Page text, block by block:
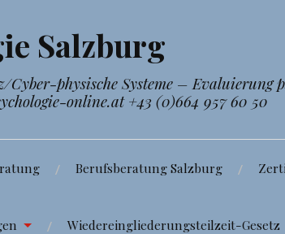
Salzburg
physische Systeme – Evaluierung
online.at +43 (0)664 957 60 50
Berufsberatung Salzburg
Wiedereingliederungsteilzeit-Gesetz